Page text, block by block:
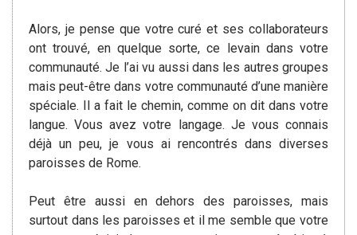
Alors, je pense que votre curé et ses collaborateurs
ont trouvé, en quelque sorte, ce levain dans votre
communauté. Je l’ai vu aussi dans les autres groupes
mais peut-être dans votre communauté d’une manière
spéciale. Il a fait le chemin, comme on dit dans votre
langue. Vous avez votre langage. Je vous connais
déjà un peu, je vous ai rencontrés dans diverses
paroisses de Rome.
Peut être aussi en dehors des paroisses, mais
surtout dans les paroisses et il me semble que votre